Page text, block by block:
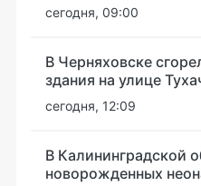
сегодня, 09:00
В Черняховске
здания на улице
сегодня, 12:09
В Калининградской
новорожденных